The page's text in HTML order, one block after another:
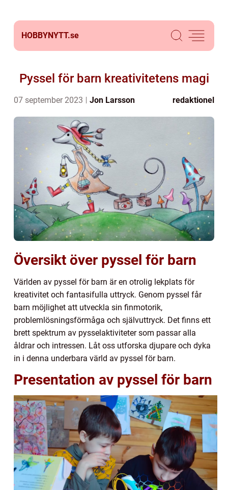
HOBBYNYTT.se
Pyssel för barn kreativitetens magi
07 september 2023 Jon Larsson redaktionel
Översikt över pyssel för barn
Världen av pyssel för barn är en otrolig lekplats för
kreativitet och fantasifulla uttryck. Genom pyssel får
barn möjlighet att utveckla sin finmotorik,
problemlösningsförmåga och självuttryck. Det finns ett
brett spektrum av pysselaktiviteter som passar alla
åldrar och intressen. Låt oss utforska djupare och dyka
in i denna underbara värld av pyssel för barn.
Presentation av pyssel för barn